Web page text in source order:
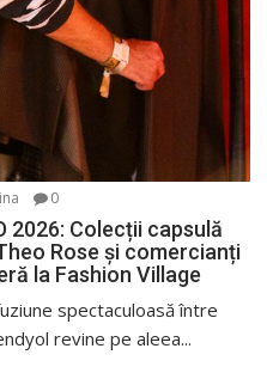
0
2026: Colecții capsulă
Rose și comercianți
la Fashion Village
spectaculoasă între
revine pe aleea...